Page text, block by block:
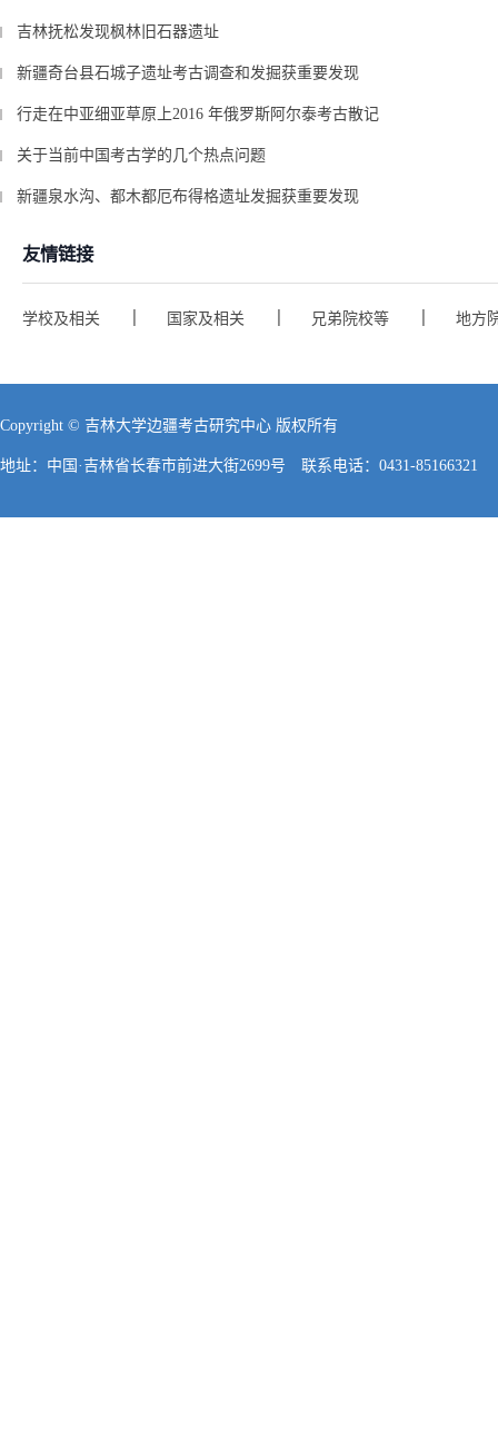
吉林抚松发现枫林旧石器遗址
新疆奇台县石城子遗址考古调查和发掘获重要发现
行走在中亚细亚草原上2016 年俄罗斯阿尔泰考古散记
关于当前中国考古学的几个热点问题
新疆泉水沟、都木都厄布得格遗址发掘获重要发现
友情链接
学校及相关 国家及相关 兄弟院校等 地方
Copyright © 吉林大学边疆考古研究中心 版权所有
地址：中国·吉林省长春市前进大街2699号 联系电话：0431-85166321